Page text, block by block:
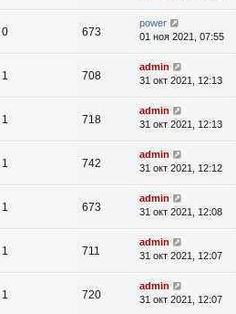
0 673
power
01 ноя 2021, 07:55
1 708
admin
31 окт 2021, 12:13
1 718
admin
31 окт 2021, 12:13
1 742
admin
31 окт 2021, 12:12
1 673
admin
31 окт 2021, 12:08
1 711
admin
31 окт 2021, 12:07
1 720
admin
31 окт 2021, 12:07